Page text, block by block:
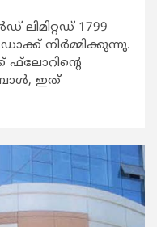
ലിമിറ്റഡ് 1799
നിര്‍മ്മിക്കുന്നു.
ഫ്‌ലോറിന്റെ
ഇത്